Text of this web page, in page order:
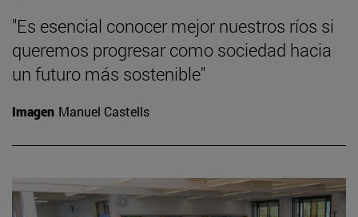
"Es esencial conocer mejor nuestros ríos si
queremos progresar como sociedad hacia
un futuro más sostenible"
Imagen Manuel Castells